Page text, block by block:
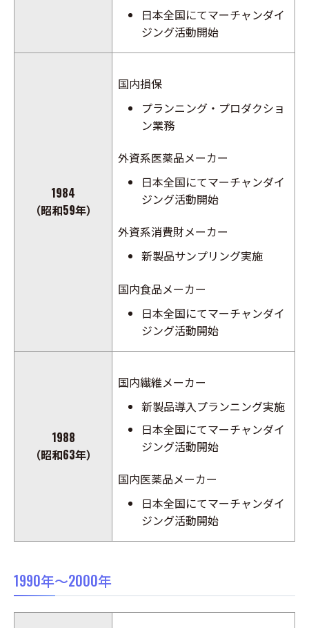
日本全国にてマーチャンダイ
ジング活動開始
1984
（昭和59年）
国内損保
プランニング・プロダクショ
ン業務
外資系医薬品メーカー
日本全国にてマーチャンダイ
ジング活動開始
外資系消費財メーカー
新製品サンプリング実施
国内食品メーカー
日本全国にてマーチャンダイ
ジング活動開始
1988
（昭和63年）
国内繊維メーカー
新製品導入プランニング実施
日本全国にてマーチャンダイ
ジング活動開始
国内医薬品メーカー
日本全国にてマーチャンダイ
ジング活動開始
1990年～2000年